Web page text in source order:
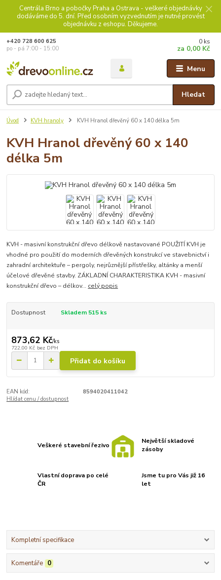
Centrála Brno a pobočky Praha a Ostrava - veškeré objednávky
dodáváme do 5. dní. Před osobním vyzvednutím je nutné provést
objednávku z eshopu. Děkujeme.
Menu
Hledat
+420 728 600 625
po - pá 7:00 - 15:00
0 ks
za 0,00 Kč
Úvod KVH hranoly KVH Hranol dřevěný 60 x 140 délka 5m
KVH Hranol dřevěný 60 x 140
délka 5m
KVH - masivní konstrukční dřevo délkově nastavované POUŽITÍ KVH je
vhodné pro použití do moderních dřevěných konstrukcí ve stavebnictví i
zahradní architektuře – pergoly, nejrůznější přístřešky, altánky a menší
účelové dřevěné stavby. ZÁKLADNÍ CHARAKTERISTIKA KVH - masivní
konstrukční dřevo – délkov... celý popis
Dostupnost Skladem 515 ks
873,62 Kč/ks
722,00 Kč bez DPH
Přidat do košíku
EAN kód:
8594020411042
Hlídat cenu / dostupnost
Veškeré stavební řezivo
Největší skladové
zásoby
Vlastní doprava po celé
ČR
Jsme tu pro Vás již 16
let
Kompletní specifikace
Komentáře 0